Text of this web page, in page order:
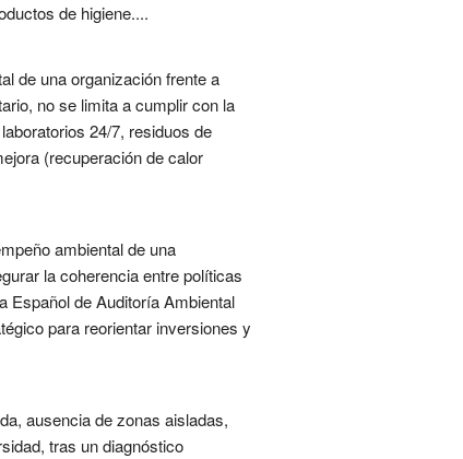
de higiene....
de una organización frente a
no se limita a cumplir con la
24/7, residuos de
(recuperación de calor
ambiental de una
la coherencia entre políticas
Español de Auditoría Ambiental
para reorientar inversiones y
ausencia de zonas aisladas,
tras un diagnóstico